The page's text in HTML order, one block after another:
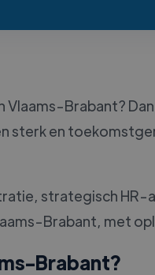
Brabant?
sterk en
strategisch
Brabant, met
Brabant?